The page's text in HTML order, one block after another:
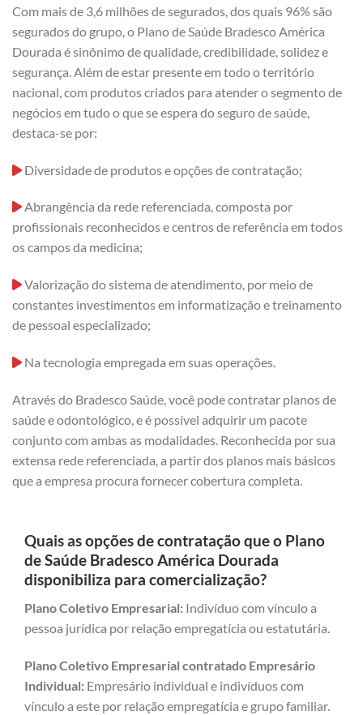
Com mais de 3,6 milhões de segurados, dos quais 96% são
segurados do grupo, o Plano de Saúde Bradesco América
Dourada é sinônimo de qualidade, credibilidade, solidez e
segurança. Além de estar presente em todo o território
nacional, com produtos criados para atender o segmento de
negócios em tudo o que se espera do seguro de saúde,
destaca-se por:
Diversidade de produtos e opções de contratação;
Abrangência da rede referenciada, composta por
profissionais reconhecidos e centros de referência em todos
os campos da medicina;
Valorização do sistema de atendimento, por meio de
constantes investimentos em informatização e treinamento
de pessoal especializado;
Na tecnologia empregada em suas operações.
Através do Bradesco Saúde, você pode contratar planos de
saúde e odontológico, e é possível adquirir um pacote
conjunto com ambas as modalidades. Reconhecida por sua
extensa rede referenciada, a partir dos planos mais básicos
que a empresa procura fornecer cobertura completa.
Quais as opções de contratação que o Plano
de Saúde Bradesco América Dourada
disponibiliza para comercialização?
Plano Coletivo Empresarial: Indivíduo com vínculo a
pessoa jurídica por relação empregatícia ou estatutária.
Plano Coletivo Empresarial contratado Empresário
Individual: Empresário individual e indivíduos com
vínculo a este por relação empregatícia e grupo familiar.